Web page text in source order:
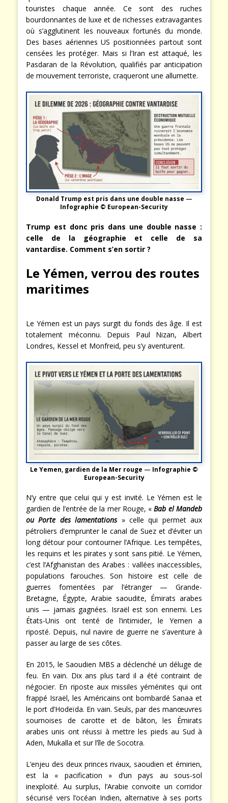
touristes chaque année. Ce sont des ruches
bourdonnantes de luxe et de richesses extravagantes
où s’agglutinent les nouveaux fortunés du monde.
Des bases aériennes US positionnées partout sont
censées les protéger. Mais si l’Iran est attaqué, les
Pasdaran de la Révolution, qualifiés par anticipation
de mouvement terroriste, craqueront une allumette.
Donald Trump est pris dans une double nasse —
Infographie © European-Security
Trump est donc pris dans une double nasse :
celle de la géographie et celle de sa
vantardise. Comment s’en sortir ?
Le Yémen, verrou des routes
maritimes
Le Yémen est un pays surgit du fonds des âge. Il est
totalement méconnu. Depuis Paul Nizan, Albert
Londres, Kessel et Monfreid, peu s’y aventurent.
Le Yemen, gardien de la Mer rouge — Infographie ©
European-Security
N’y entre que celui qui y est invité. Le Yémen est le
gardien de l’entrée de la mer Rouge, «Bab el Mandeb
ou Porte des lamentations» celle qui permet aux
pétroliers d’emprunter le canal de Suez et d’éviter un
long détour pour contourner l’Afrique. Les tempêtes,
les requins et les pirates y sont sans pitié. Le Yémen,
c’est l’Afghanistan des Arabes : vallées inaccessibles,
populations farouches. Son histoire est celle de
guerres fomentées par l’étranger — Grande-
Bretagne, Égypte, Arabie saoudite, Émirats arabes
unis — jamais gagnées. Israël est son ennemi. Les
États-Unis ont tenté de l’intimider, le Yemen a
riposté. Depuis, nul navire de guerre ne s’aventure à
passer au large de ses côtes.
En 2015, le Saoudien MBS a déclenché un déluge de
feu. En vain. Dix ans plus tard il a été contraint de
négocier. En riposte aux missiles yéménites qui ont
frappé Israël, les Américains ont bombardé Sanaa et
le port d’Hodeïda. En vain. Seuls, par des manœuvres
sournoises de carotte et de bâton, les Émirats
arabes unis ont réussi à mettre les pieds au Sud à
Aden, Mukalla et sur l’île de Socotra.
L’enjeu des deux princes rivaux, saoudien et émirien,
est la « pacification » d’un pays au sous-sol
inexploité. Au surplus, l’Arabie convoite un corridor
sécurisé vers l’océan Indien, alternative à ses ports